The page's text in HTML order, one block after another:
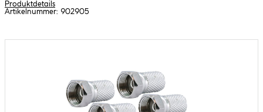
Produktdetails
Artikelnummer: 902905